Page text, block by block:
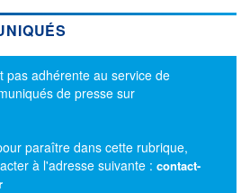
pas adhérente au service de
de presse sur
paraître dans cette rubrique,
à l'adresse suivante : contact-